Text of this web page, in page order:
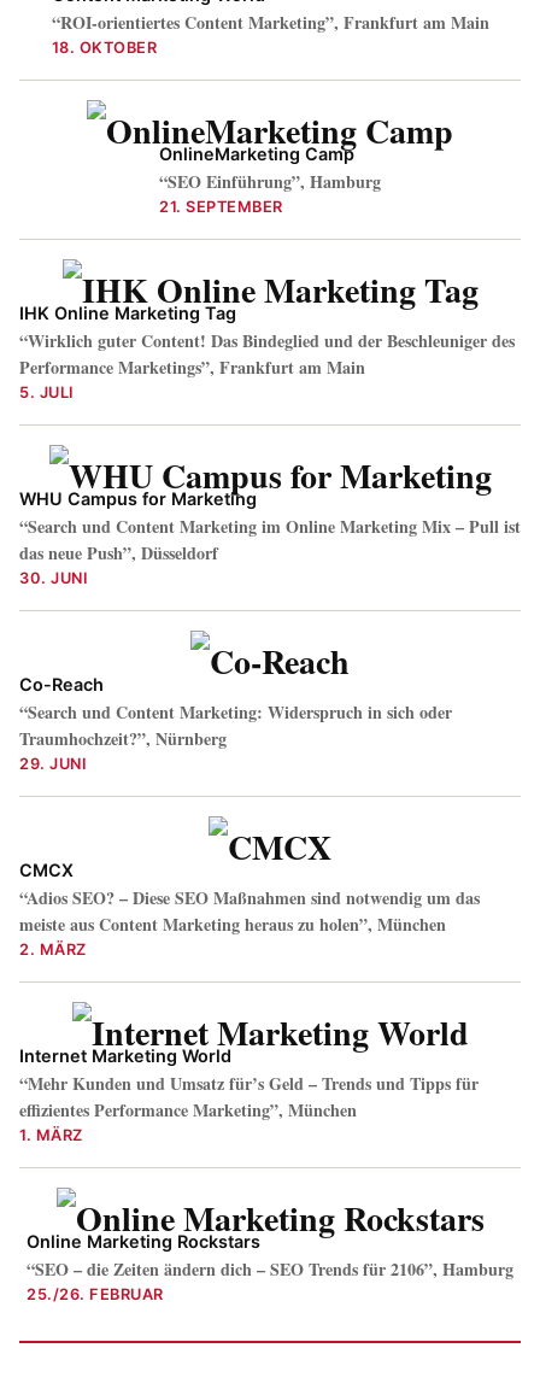
“ROI-orientiertes Content Marketing”, Frankfurt am Main
18. OKTOBER
OnlineMarketing Camp
“SEO Einführung”, Hamburg
21. SEPTEMBER
IHK Online Marketing Tag
“Wirklich guter Content! Das Bindeglied und der Beschleuniger des
Performance Marketings”, Frankfurt am Main
5. JULI
WHU Campus for Marketing
“Search und Content Marketing im Online Marketing Mix – Pull ist
das neue Push”, Düsseldorf
30. JUNI
Co-Reach
“Search und Content Marketing: Widerspruch in sich oder
Traumhochzeit?”, Nürnberg
29. JUNI
CMCX
“Adios SEO? – Diese SEO Maßnahmen sind notwendig um das
meiste aus Content Marketing heraus zu holen”, München
2. MÄRZ
Internet Marketing World
“Mehr Kunden und Umsatz für’s Geld – Trends und Tipps für
effizientes Performance Marketing”, München
1. MÄRZ
Online Marketing Rockstars
“SEO – die Zeiten ändern dich – SEO Trends für 2106”, Hamburg
25./26. FEBRUAR